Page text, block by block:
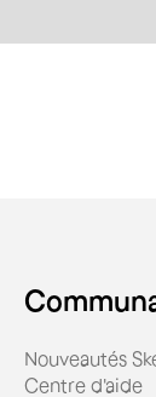
Nouveautés
Centre d'aide